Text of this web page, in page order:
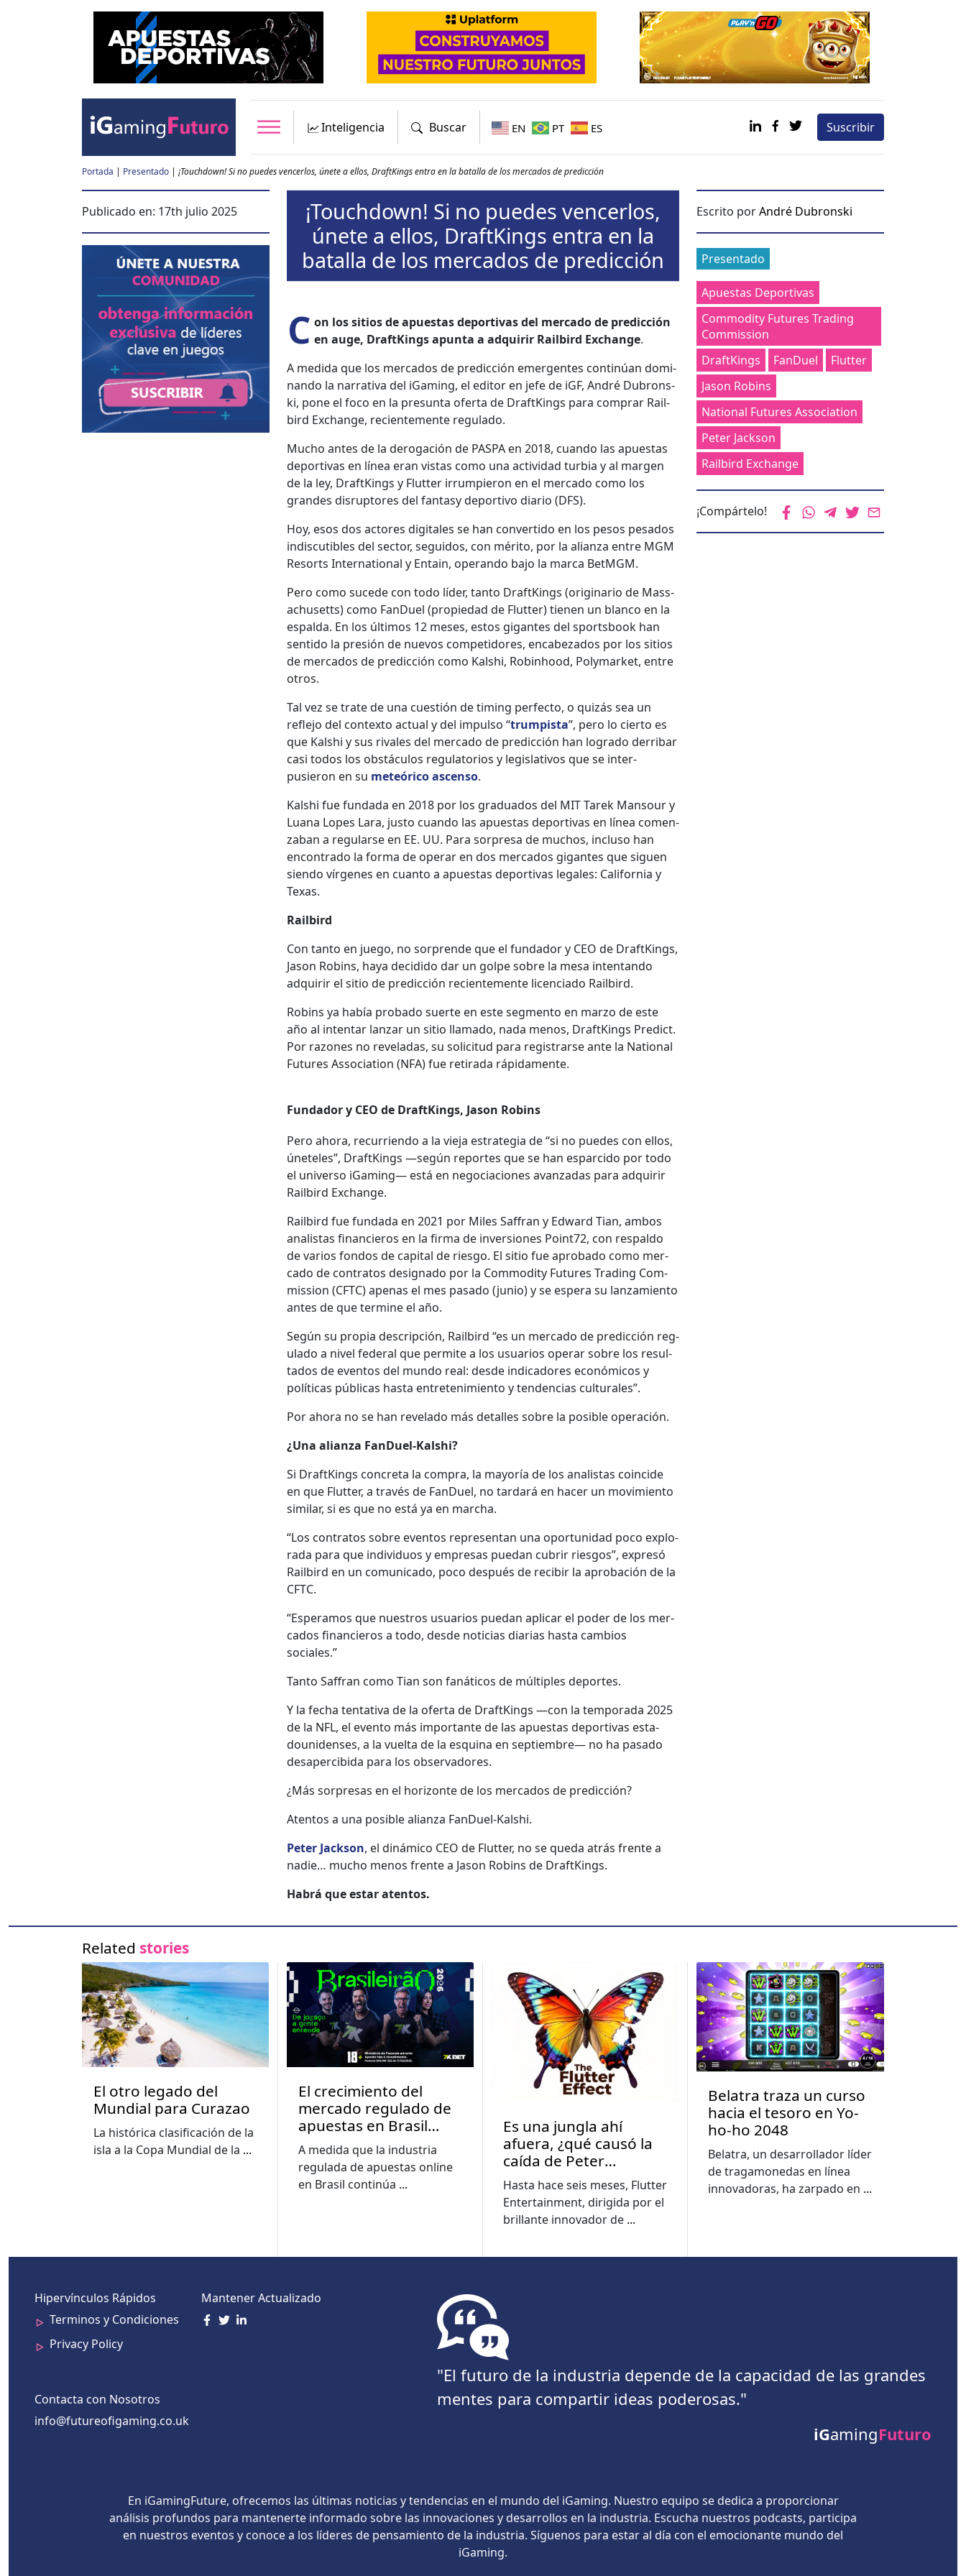
Inteligencia Buscar EN PT ES Suscribir
Portada | Presentado | ¡Touchdown! Si no puedes vencerlos, únete a ellos, DraftKings entra en la batalla de los mercados de predicción
¡Touchdown! Si no puedes vencerlos,
únete a ellos, DraftKings entra en la
batalla de los mercados de predicción
C on los sitios de apues­tas deporti­vas del mer­ca­do de predic­ción
en auge, DraftK­ings apun­ta a adquirir Rail­bird Exchange.
A medi­da que los mer­ca­dos de predic­ción emer­gentes con­tinúan dom­i­
nan­do la nar­ra­ti­va del iGam­ing, el edi­tor en jefe de iGF, André Dubron­s­
ki, pone el foco en la pre­sun­ta ofer­ta de DraftK­ings para com­prar Rail­
bird Exchange, recien­te­mente reg­u­la­do.
Mucho antes de la dero­gación de PASPA en 2018, cuan­do las apues­tas
deporti­vas en línea eran vis­tas como una activi­dad tur­bia y al mar­gen
de la ley, DraftK­ings y Flut­ter irrumpieron en el mer­ca­do como los
grandes dis­rup­tores del fan­ta­sy deporti­vo diario (DFS).
Hoy, esos dos actores dig­i­tales se han con­ver­tido en los pesos pesa­dos
indis­cutibles del sec­tor, segui­dos, con méri­to, por la alian­za entre MGM
Resorts Inter­na­tion­al y Entain, operan­do bajo la mar­ca Bet­MGM.
Pero como sucede con todo líder, tan­to DraftK­ings (orig­i­nario de Mass­
a­chu­setts) como Fan­Du­el (propiedad de Flut­ter) tienen un blan­co en la
espal­da. En los últi­mos 12 meses, estos gigantes del sports­book han
sen­ti­do la pre­sión de nuevos com­peti­dores, encabeza­dos por los sitios
de mer­ca­dos de predic­ción como Kalshi, Robin­hood, Poly­mar­ket, entre
otros.
Tal vez se trate de una cuestión de tim­ing per­fec­to, o quizás sea un
refle­jo del con­tex­to actu­al y del impul­so “trump­ista”, pero lo cier­to es
que Kalshi y sus rivales del mer­ca­do de predic­ción han logra­do der­rib­ar
casi todos los obstácu­los reg­u­la­to­rios y leg­isla­tivos que se inter­
pusieron en su meteóri­co ascen­so.
Kalshi fue fun­da­da en 2018 por los grad­u­a­dos del MIT Tarek Man­sour y
Lua­na Lopes Lara, jus­to cuan­do las apues­tas deporti­vas en línea comen­
z­a­ban a reg­u­larse en EE. UU. Para sor­pre­sa de muchos, inclu­so han
encon­tra­do la for­ma de oper­ar en dos mer­ca­dos gigantes que siguen
sien­do vír­genes en cuan­to a apues­tas deporti­vas legales: Cal­i­for­nia y
Texas.
Rail­bird
Con tan­to en juego, no sor­prende que el fun­dador y CEO de DraftK­ings,
Jason Robins, haya deci­di­do dar un golpe sobre la mesa inten­tan­do
adquirir el sitio de predic­ción recien­te­mente licen­ci­a­do Rail­bird.
Robins ya había proba­do suerte en este seg­men­to en mar­zo de este
año al inten­tar lan­zar un sitio lla­ma­do, nada menos, DraftK­ings Pre­dict.
Por razones no rev­e­ladas, su solic­i­tud para reg­is­trarse ante la Nation­al
Futures Asso­ci­a­tion (NFA) fue reti­ra­da ráp­i­da­mente.
Fun­dador y CEO de DraftK­ings, Jason Robins
Pero aho­ra, recur­rien­do a la vie­ja estrate­gia de “si no puedes con ellos,
únete­les”, DraftK­ings —según reportes que se han espar­ci­do por todo
el uni­ver­so iGam­ing— está en nego­cia­ciones avan­zadas para adquirir
Rail­bird Exchange.
Rail­bird fue fun­da­da en 2021 por Miles Saf­fran y Edward Tian, ambos
anal­is­tas financieros en la fir­ma de inver­siones Point72, con respal­do
de var­ios fon­dos de cap­i­tal de ries­go. El sitio fue aproba­do como mer­
ca­do de con­tratos des­ig­na­do por la Com­mod­i­ty Futures Trad­ing Com­
mis­sion (CFTC) ape­nas el mes pasa­do (junio) y se espera su lan­za­mien­to
antes de que ter­mine el año.
Según su propia descrip­ción, Rail­bird “es un mer­ca­do de predic­ción reg­
u­la­do a niv­el fed­er­al que per­mite a los usuar­ios oper­ar sobre los resul­
ta­dos de even­tos del mun­do real: des­de indi­cadores económi­cos y
políti­cas públi­cas has­ta entreten­imien­to y ten­den­cias cul­tur­ales”.
Por aho­ra no se han rev­e­la­do más detalles sobre la posi­ble operación.
¿Una alian­za Fan­Du­el-Kalshi?
Si DraftK­ings conc­re­ta la com­pra, la may­oría de los anal­is­tas coin­cide
en que Flut­ter, a través de Fan­Du­el, no tar­dará en hac­er un movimien­to
sim­i­lar, si es que no está ya en mar­cha.
“Los con­tratos sobre even­tos rep­re­sen­tan una opor­tu­nidad poco explo­
ra­da para que indi­vid­u­os y empre­sas puedan cubrir ries­gos”, expresó
Rail­bird en un comu­ni­ca­do, poco después de recibir la aprobación de la
CFTC.
“Esper­amos que nue­stros usuar­ios puedan aplicar el poder de los mer­
ca­dos financieros a todo, des­de noti­cias diarias has­ta cam­bios
sociales.”
Tan­to Saf­fran como Tian son fanáti­cos de múlti­ples deportes.
Y la fecha ten­ta­ti­va de la ofer­ta de DraftK­ings —con la tem­po­ra­da 2025
de la NFL, el even­to más impor­tante de las apues­tas deporti­vas esta­
dounidens­es, a la vuelta de la esquina en sep­tiem­bre— no ha pasa­do
desapercibi­da para los obser­vadores.
¿Más sor­pre­sas en el hor­i­zonte de los mer­ca­dos de predic­ción?
Aten­tos a una posi­ble alian­za Fan­Du­el-Kalshi.
Peter Jack­son, el dinámi­co CEO de Flut­ter, no se que­da atrás frente a
nadie… mucho menos frente a Jason Robins de DraftK­ings.
Habrá que estar aten­tos.
Publicado en: 17th julio 2025 Escrito porAndré Dubronski
Categories
Presentado
Apuestas Deportivas
Commodity Futures Trading
Commission
DraftKings
FanDuel
Flutter
Jason Robins
National Futures Association
Peter Jackson
Railbird Exchange
¡Compártelo!
Related stories
El otro legado del
Mundial para Curazao
La histórica clasificación de la
isla a la Copa Mundial de la ...
El crecimiento del
mercado regulado de
apuestas en Brasil
impulsa una mayor
educación sobre las
cuotas
A medida que la industria
regulada de apuestas online
en Brasil continúa ...
Es una jungla ahí
afuera, ¿qué causó la
caída de Peter
Jackson?
Hasta hace seis meses, Flutter
Entertainment, dirigida por el
brillante innovador de ...
Belatra traza un curso
hacia el tesoro en Yo-
ho-ho 2048
Belatra, un desarrollador líder
de tragamonedas en línea
innovadoras, ha zarpado en ...
Hipervínculos Rápidos
Terminos y Condiciones
Privacy Policy
Mantener Actualizado
Contacta con Nosotros
info@futureofigaming.co.uk
"El futuro de la industria depende de la capacidad de las grandes
mentes para compartir ideas poderosas."
iGamingFuturo
En iGamingFuture, ofrecemos las últimas noticias y tendencias en el mundo del iGaming. Nuestro equipo se dedica a proporcionar
análisis profundos para mantenerte informado sobre las innovaciones y desarrollos en la industria. Escucha nuestros podcasts, participa
en nuestros eventos y conoce a los líderes de pensamiento de la industria. Síguenos para estar al día con el emocionante mundo del
iGaming.